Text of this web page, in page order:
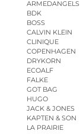
ARMEDANGELS
BDK
BOSS
CALVIN KLEIN
CLINIQUE
COPENHAGEN
DRYKORN
ECOALF
FALKE
GOT BAG
HUGO
JACK & JONES
KAPTEN & SON
LA PRAIRIE